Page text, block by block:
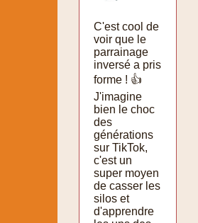
C'est cool de
voir que le
parrainage
inversé a pris
forme ! 👍
J'imagine
bien le choc
des
générations
sur TikTok,
c'est un
super moyen
de casser les
silos et
d'apprendre